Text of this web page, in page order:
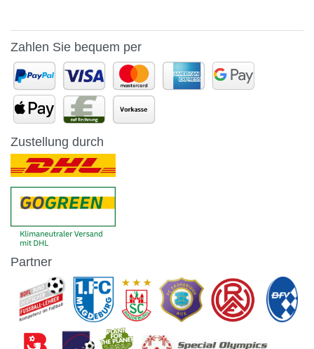
Zahlen Sie bequem per
Zustellung durch
Partner